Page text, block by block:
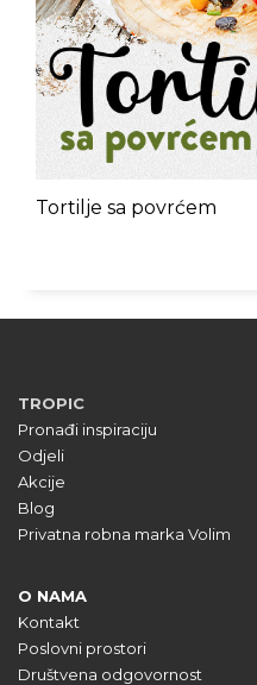
Tortilje sa povrćem
TROPIC
Pronađi inspiraciju
Odjeli
Akcije
Blog
Privatna robna marka Volim
O NAMA
Kontakt
Poslovni prostori
Društvena odgovornost